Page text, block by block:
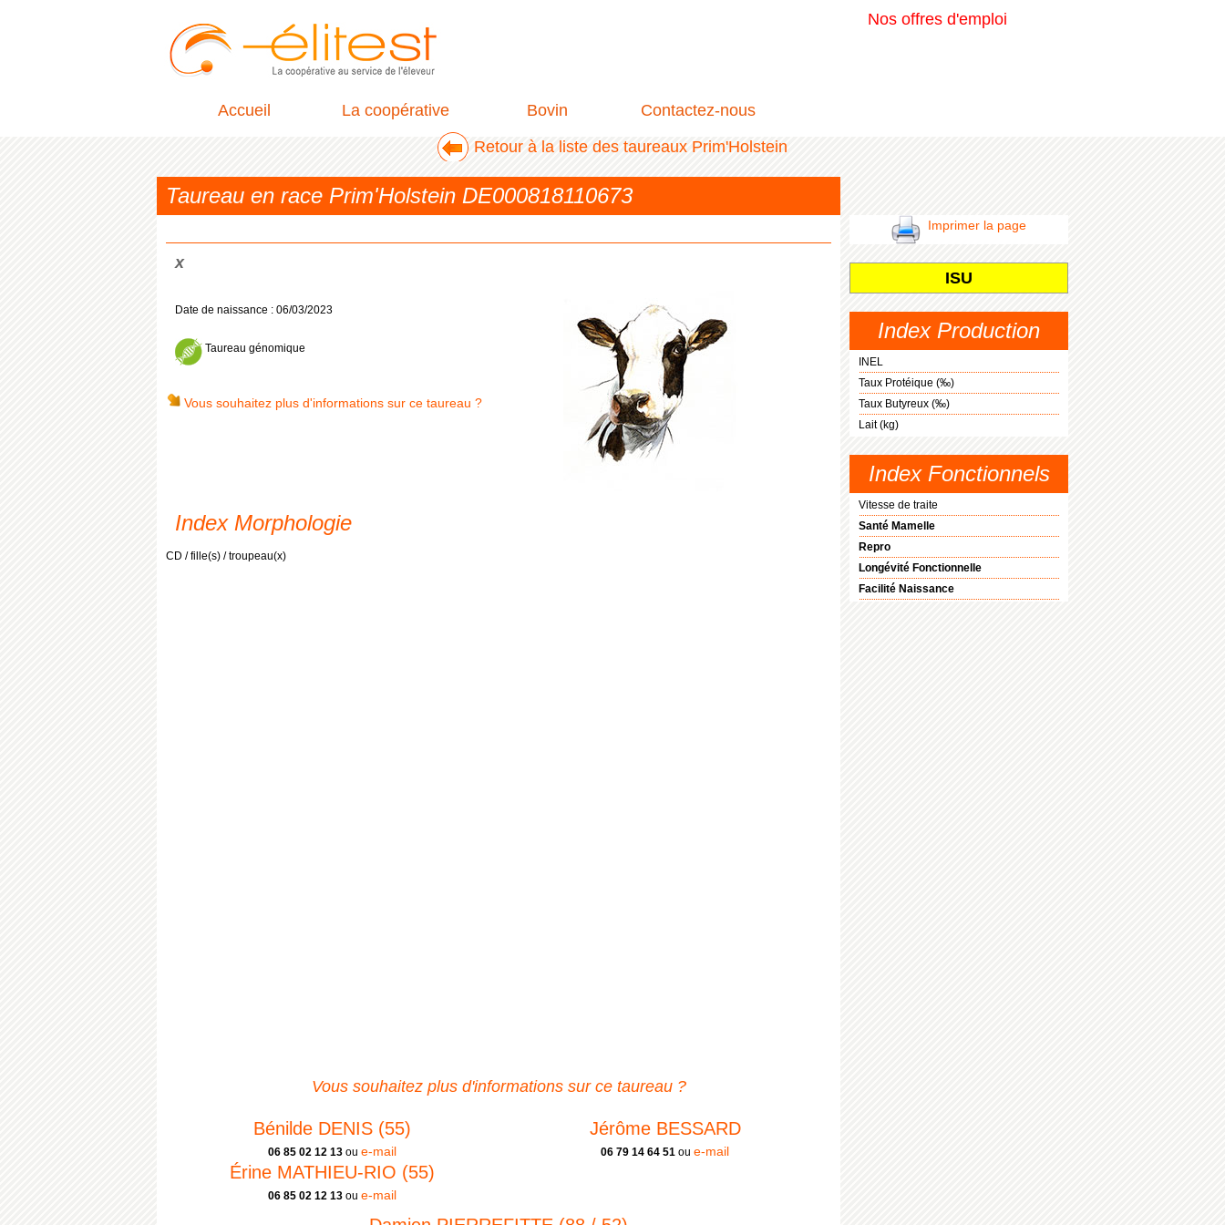
Nos offres d'emploi
Accueil La coopérative Bovin
Contactez-nous
Retour à la liste des taureaux Prim'Holstein
Taureau en race Prim'Holstein DE000818110673
x
Date de naissance : 06/03/2023
Taureau génomique
Vous souhaitez plus d'informations sur ce taureau ?
Index Morphologie
CD / fille(s) / troupeau(x)
Vous souhaitez plus d'informations sur ce taureau ?
Bénilde DENIS (55)
06 85 02 12 13 ou e-mail
Jérôme BESSARD
06 79 14 64 51 ou e-mail
Érine MATHIEU-RIO (55)
06 85 02 12 13 ou e-mail
Imprimer la page
ISU
Index Production
INEL
Taux Protéique (‰)
Taux Butyreux (‰)
Lait (kg)
Index Fonctionnels
Vitesse de traite
Santé Mamelle
Repro
Longévité Fonctionnelle
Facilité Naissance